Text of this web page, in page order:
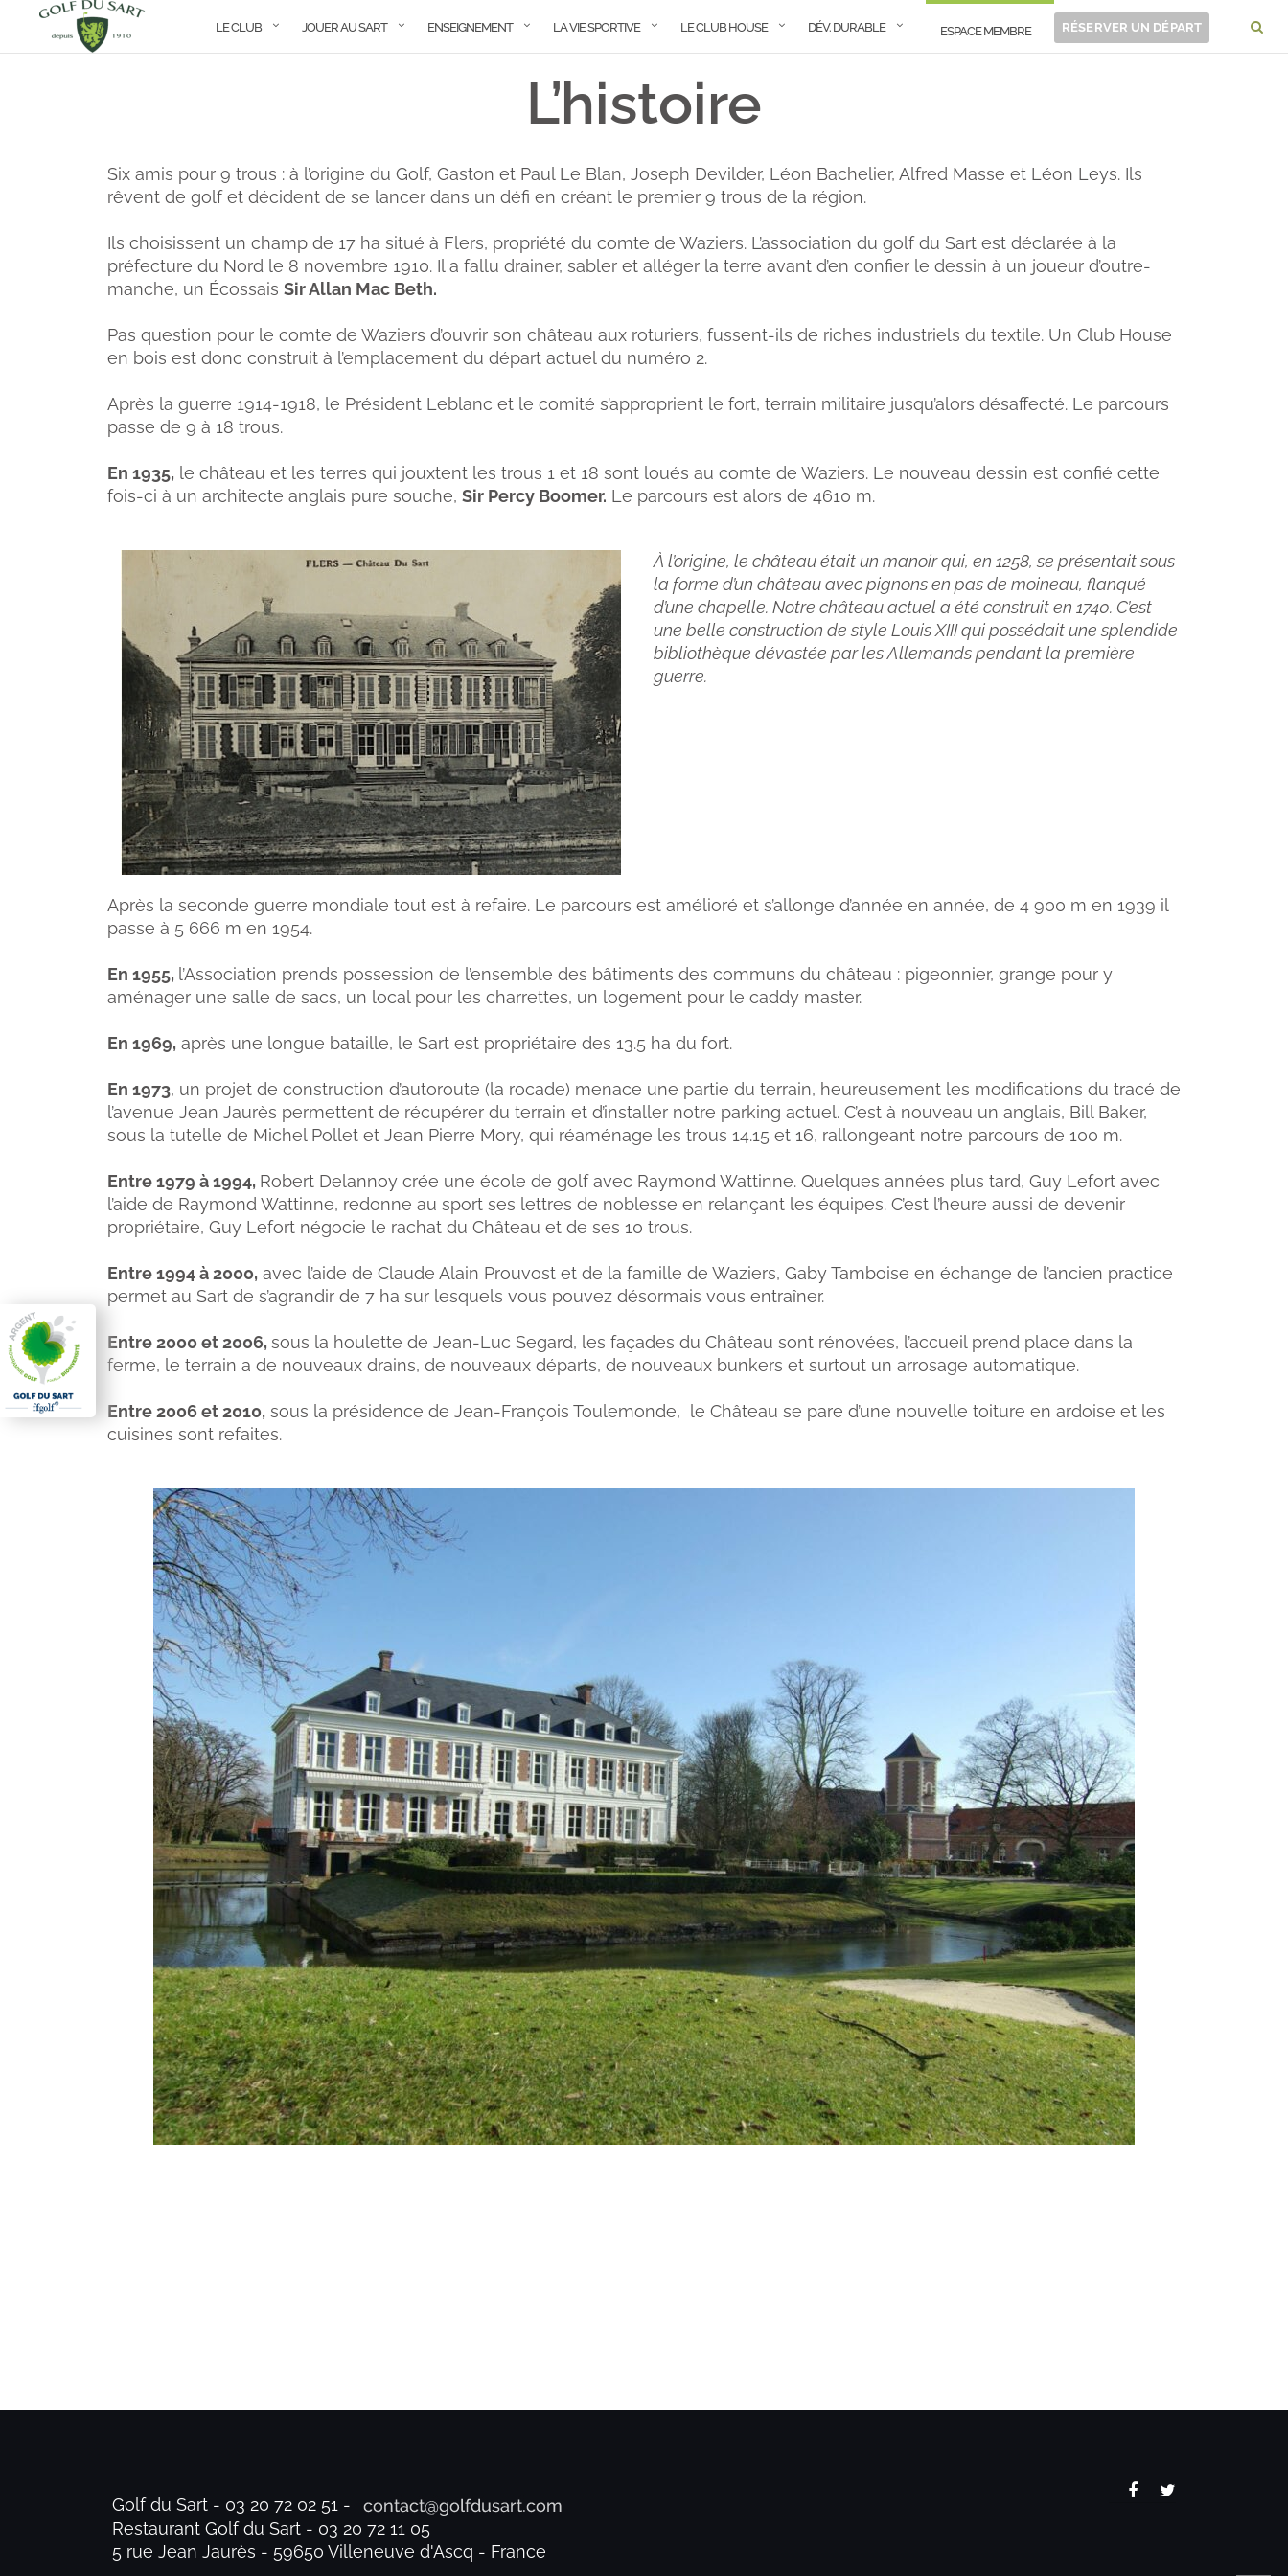
LE CLUB JOUER AU SART ENSEIGNEMENT LA VIE SPORTIVE LE CLUB HOUSE DÉV. DURABLE ESPACE MEMBRE RÉSERVER UN DÉPART
L’histoire
Six amis pour 9 trous : à l’origine du Golf, Gaston et Paul Le Blan, Joseph Devilder, Léon Bachelier, Alfred Masse et Léon Leys. Ils
rêvent de golf et décident de se lancer dans un défi en créant le premier 9 trous de la région.
Ils choisissent un champ de 17 ha situé à Flers, propriété du comte de Waziers. L’association du golf du Sart est déclarée à la
préfecture du Nord le 8 novembre 1910. Il a fallu drainer, sabler et alléger la terre avant d’en confier le dessin à un joueur d’outre-
manche, un Écossais Sir Allan Mac Beth.
Pas question pour le comte de Waziers d’ouvrir son château aux roturiers, fussent-ils de riches industriels du textile. Un Club House
en bois est donc construit à l’emplacement du départ actuel du numéro 2.
Après la guerre 1914-1918, le Président Leblanc et le comité s’approprient le fort, terrain militaire jusqu’alors désaffecté. Le parcours
passe de 9 à 18 trous.
En 1935, le château et les terres qui jouxtent les trous 1 et 18 sont loués au comte de Waziers. Le nouveau dessin est confié cette
fois-ci à un architecte anglais pure souche, Sir Percy Boomer. Le parcours est alors de 4610 m.
À l’origine, le château était un manoir qui, en 1258, se présentait sous
la forme d’un château avec pignons en pas de moineau, flanqué
d’une chapelle. Notre château actuel a été construit en 1740. C’est
une belle construction de style Louis XIII qui possédait une splendide
bibliothèque dévastée par les Allemands pendant la première
guerre.
Après la seconde guerre mondiale tout est à refaire. Le parcours est amélioré et s’allonge d’année en année, de 4 900 m en 1939 il
passe à 5 666 m en 1954.
En 1955, l’Association prends possession de l’ensemble des bâtiments des communs du château : pigeonnier, grange pour y
aménager une salle de sacs, un local pour les charrettes, un logement pour le caddy master.
En 1969, après une longue bataille, le Sart est propriétaire des 13.5 ha du fort.
En 1973, un projet de construction d’autoroute (la rocade) menace une partie du terrain, heureusement les modifications du tracé de
l’avenue Jean Jaurès permettent de récupérer du terrain et d’installer notre parking actuel. C’est à nouveau un anglais, Bill Baker,
sous la tutelle de Michel Pollet et Jean Pierre Mory, qui réaménage les trous 14.15 et 16, rallongeant notre parcours de 100 m.
Entre 1979 à 1994, Robert Delannoy crée une école de golf avec Raymond Wattinne. Quelques années plus tard, Guy Lefort avec
l’aide de Raymond Wattinne, redonne au sport ses lettres de noblesse en relançant les équipes. C’est l’heure aussi de devenir
propriétaire, Guy Lefort négocie le rachat du Château et de ses 10 trous.
Entre 1994 à 2000, avec l’aide de Claude Alain Prouvost et de la famille de Waziers, Gaby Tamboise en échange de l’ancien practice
permet au Sart de s’agrandir de 7 ha sur lesquels vous pouvez désormais vous entraîner.
Entre 2000 et 2006,sous la houlette de Jean-Luc Segard, les façades du Château sont rénovées, l’accueil prend place dans la
ferme, le terrain a de nouveaux drains, de nouveaux départs, de nouveaux bunkers et surtout un arrosage automatique.
Entre 2006 et 2010, sous la présidence de Jean-François Toulemonde, le Château se pare d’une nouvelle toiture en ardoise et les
cuisines sont refaites.
Golf du Sart - 03 20 72 02 51 -
Restaurant Golf du Sart - 03 20 72 11 05
5 rue Jean Jaurès - 59650 Villeneuve d'Ascq - France